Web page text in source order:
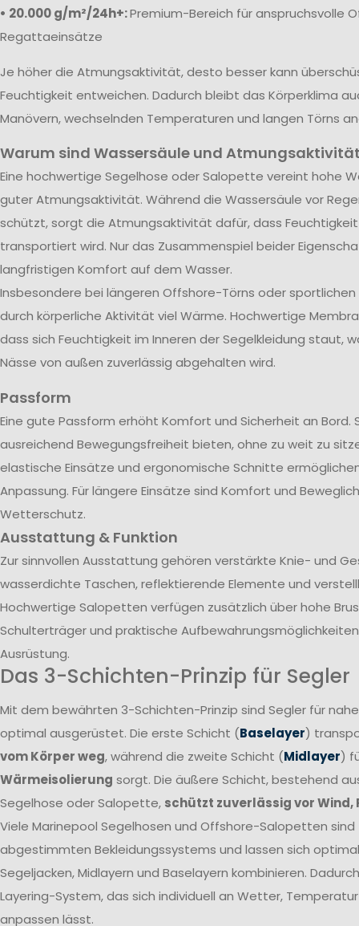
• 20.000 g/m²/24h+:Premium-Bereich für anspruchsvolle
Regattaeinsätze
Je höher die Atmungsaktivität, desto besser kann
Feuchtigkeit entweichen. Dadurch bleibt das Körperklima
Manövern, wechselnden Temperaturen und langen Törns
Warum sind Wassersäule und
Eine hochwertige Segelhose oder Salopette vereint hohe
guter Atmungsaktivität. Während die Wassersäule vor
schützt, sorgt die Atmungsaktivität dafür, dass
transportiert wird. Nur das Zusammenspiel beider
langfristigen Komfort auf dem Wasser.
Insbesondere bei längeren Offshore-Törns oder
durch körperliche Aktivität viel Wärme. Hochwertige
dass sich Feuchtigkeit im Inneren der Segelkleidung staut,
Nässe von außen zuverlässig abgehalten wird.
Passform
Eine gute Passform erhöht Komfort und Sicherheit an Bord.
ausreichend Bewegungsfreiheit bieten, ohne zu weit zu
elastische Einsätze und ergonomische Schnitte
Anpassung. Für längere Einsätze sind Komfort und
Wetterschutz.
Ausstattung & Funktion
Zur sinnvollen Ausstattung gehören verstärkte Knie- und
wasserdichte Taschen, reflektierende Elemente und
Hochwertige Salopetten verfügen zusätzlich über hohe
Schulterträger und praktische
Ausrüstung.
Das 3-Schichten-Prinzip für Segler
Mit dem bewährten 3-Schichten-Prinzip sind Segler für
optimal ausgerüstet. Die erste Schicht (Baselayer)
vom Körper weg, während die zweite Schicht (Midlayer)
Wärmeisolierung sorgt. Die äußere Schicht, bestehend
Segelhose oder Salopette, schützt zuverlässig vor Wind,
Viele Marinepool Segelhosen und Offshore-Salopetten sind
abgestimmten Bekleidungssystems und lassen sich
Segeljacken, Midlayern und Baselayern kombinieren.
Layering-System, das sich individuell an Wetter,
anpassen lässt.